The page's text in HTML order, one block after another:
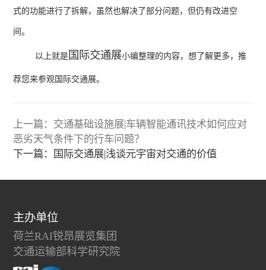
式的功能进行了拆解，虽然也解决了部分问题，但仍有改进空
间。
以上就是国际交通展小编整理的内容，想了解更多，推
荐您来参观国际交通展。
上一篇：交通基础设施展|车辆智能通讯技术如何应对
恶劣天气条件下的行车问题？
下一篇：国际交通展|浅谈元宇宙对交通的价值
主办单位
荷兰RAI锐昂展览集团
交通运输部科学研究院